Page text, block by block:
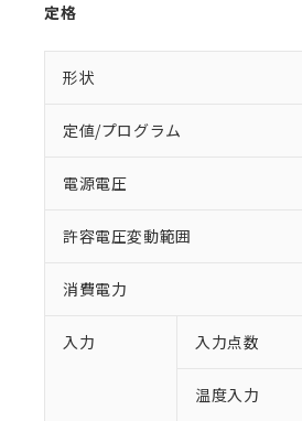
定格
形状
定値/プログラム
電源電圧
許容電圧変動範囲
消費電力
入力 入力点数
温度入力